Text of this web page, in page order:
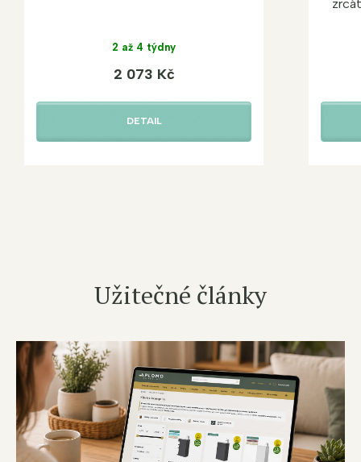
2 až 4 týdny
2 073 Kč
DETAIL
Užitečné články